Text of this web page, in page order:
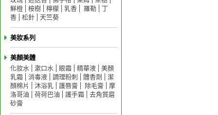
鮮橙
桉樹 檸檬 乳香 羅勒
香
松針 天竺葵
美妝系列
美顏美體
化妝水
漱口水 眼霜 精華液
美顏
乳霜
消毒液 調理粉刺 體香劑
潔
顏棉片
沐浴乳 護唇膏 除毛膏
摩
洛哥油
荷荷巴油 護手霜
去角質磨
砂膏